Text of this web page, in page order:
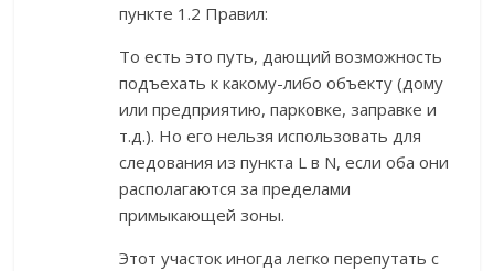
пункте 1.2 Правил:
То есть это путь, дающий возможность
подъехать к какому-либо объекту (дому
или предприятию, парковке, заправке и
т.д.). Но его нельзя использовать для
следования из пункта L в N, если оба они
располагаются за пределами
примыкающей зоны.
Этот участок иногда легко перепутать с